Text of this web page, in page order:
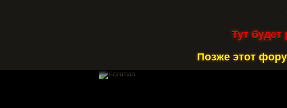
Тут будет
Позже этот